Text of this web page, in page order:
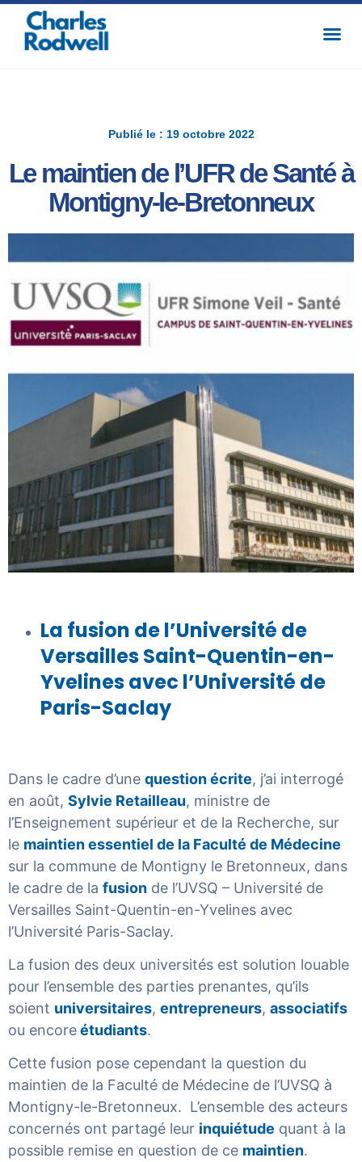
Publié le : 19 octobre 2022
Le maintien de l’UFR de Santé à
Montigny-le-Bretonneux
La fusion de l’Université de
Versailles Saint-Quentin-en-
Yvelines avec l’Université de
Paris-Saclay
Dans le cadre d’une question écrite, j’ai interrogé
en août, Sylvie Retailleau, ministre de
l’Enseignement supérieur et de la Recherche, sur
le maintien essentiel de la Faculté de Médecine
sur la commune de Montigny le Bretonneux, dans
le cadre de la fusion de l’UVSQ – Université de
Versailles Saint-Quentin-en-Yvelines avec
l’Université Paris-Saclay.
La fusion des deux universités est solution louable
pour l’ensemble des parties prenantes, qu’ils
soient universitaires, entrepreneurs, associatifs
ou encoreétudiants.
Cette fusion pose cependant la question du
maintien de la Faculté de Médecine de l’UVSQ à
Montigny-le-Bretonneux. L’ensemble des acteurs
concernés ont partagé leur inquiétude quant à la
possible remise en question de ce maintien.